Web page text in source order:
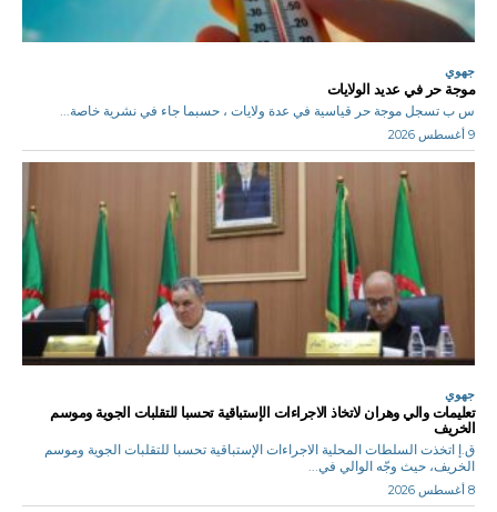
جهوي
موجة حر في عديد الولايات
س ب تسجل موجة حر قياسية في عدة ولايات ، حسبما جاء في نشرية خاصة...
9 أغسطس 2026
جهوي
تعليمات والي وهران لاتخاذ الاجراءات الإستباقية تحسبا للتقلبات الجوية وموسم
الخريف
ق.إ اتخذت السلطات المحلية الاجراءات الإستباقية تحسبا للتقلبات الجوية وموسم
الخريف، حيث وجّه الوالي في...
8 أغسطس 2026